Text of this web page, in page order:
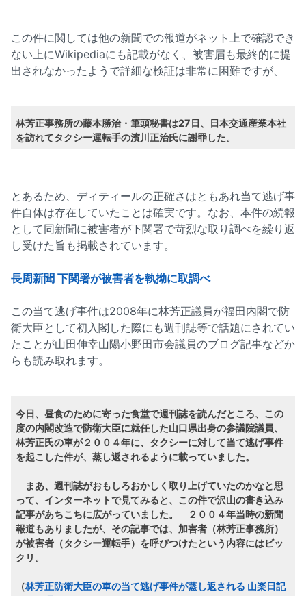
この件に関しては他の新聞での報道がネット上で確認でき
ない上にWikipediaにも記載がなく、被害届も最終的に提
出されなかったようで詳細な検証は非常に困難ですが、
林芳正事務所の藤本勝治・筆頭秘書は27日、日本交通産業本社
を訪れてタクシー運転手の濱川正治氏に謝罪した。
とあるため、ディティールの正確さはともあれ当て逃げ事
件自体は存在していたことは確実です。なお、本件の続報
として同新聞に被害者が下関署で苛烈な取り調べを繰り返
し受けた旨も掲載されています。
長周新聞 下関署が被害者を執拗に取調べ
この当て逃げ事件は2008年に林芳正議員が福田内閣で防
衛大臣として初入閣した際にも週刊誌等で話題にされてい
たことが山田伸幸山陽小野田市会議員のブログ記事などか
らも読み取れます。
今日、昼食のために寄った食堂で週刊誌を読んだところ、この
度の内閣改造で防衛大臣に就任した山口県出身の参議院議員、
林芳正氏の車が２００４年に、タクシーに対して当て逃げ事件
を起こした件が、蒸し返されるように載っていました。
まあ、週刊誌がおもしろおかしく取り上げていたのかなと思
って、インターネットで見てみると、この件で沢山の書き込み
記事があちこちに広がっていました。 ２００４年当時の新聞
報道もありましたが、その記事では、加害者（林芳正事務所）
が被害者（タクシー運転手）を呼びつけたという内容にはビッ
クリ。
（林芳正防衛大臣の車の当て逃げ事件が蒸し返される 山楽日記